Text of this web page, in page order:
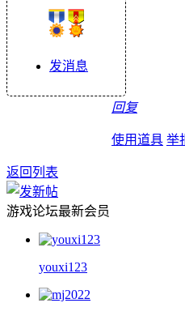
发消息
回复
使用道具 举
返回列表
游戏论坛最新会员
youxi123